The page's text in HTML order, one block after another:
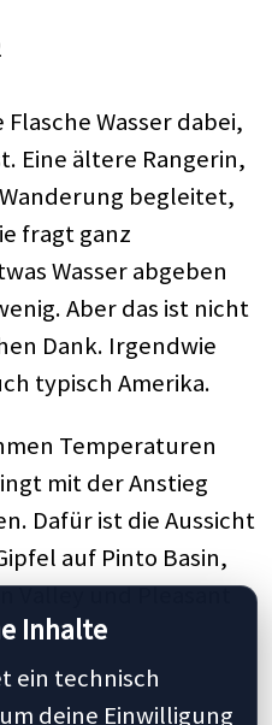
Wasser dabei,
Eine ältere Rangerin,
begleitet,
fragt ganz
Wasser abgeben
Aber das ist nicht
Dank. Irgendwie
typisch Amerika.
Temperaturen
mit der Anstieg
Dafür ist die Aussicht
auf Pinto Basin,
Valley und Pleasant
Inhalte
ein technisch
deine Einwilligung